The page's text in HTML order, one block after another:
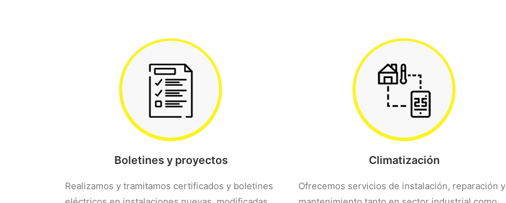
Boletines y proyectos
Realizamos y tramitamos certificados y boletines
Climatización
Ofrecemos servicios de instalación, reparación y